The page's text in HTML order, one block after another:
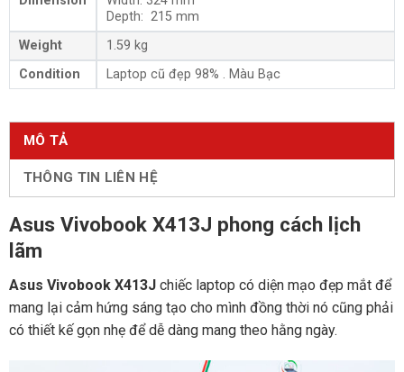
MÔ TẢ
THÔNG TIN LIÊN HỆ
Asus Vivobook X413J phong cách lịch
lãm
Asus Vivobook X413J chiếc laptop có diện mạo đẹp mắt để
mang lại cảm hứng sáng tạo cho mình đồng thời nó cũng phải
có thiết kế gọn nhẹ để dễ dàng mang theo hằng ngày.
Depth: 215 mm
Weight
1.59 kg
Condition
Laptop cũ đẹp 98% . Màu Bạc